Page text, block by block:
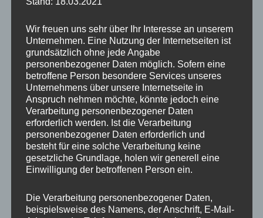
MP Mario Porten
Wir freuen uns sehr über Ihr Interesse an unserem
Unternehmen. Eine Nutzung der Internetseiten ist
grundsätzlich ohne jede Angabe
personenbezogener Daten möglich. Sofern eine
betroffene Person besondere Services unseres
Unternehmens über unsere Internetseite in
Anspruch nehmen möchte, könnte jedoch eine
Verarbeitung personenbezogener Daten
erforderlich werden. Ist die Verarbeitung
personenbezogener Daten erforderlich und
besteht für eine solche Verarbeitung keine
gesetzliche Grundlage, holen wir generell eine
Einwilligung der betroffenen Person ein.
Die Verarbeitung personenbezogener Daten,
beispielsweise des Namens, der Anschrift, E-Mail-